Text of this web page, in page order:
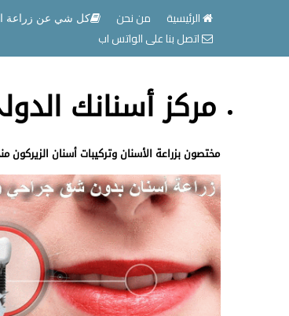
الرئيسية من نحن كل شي عن زراعة
اتصل بنا على الواتس اب
مركز أسنانك
مختصون بزراعة الأسنان وتركيبات أسنان الزيركون منذ